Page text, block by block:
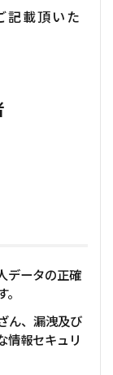
記載頂いた
データの正確
ん、漏洩及び
情報セキュリ